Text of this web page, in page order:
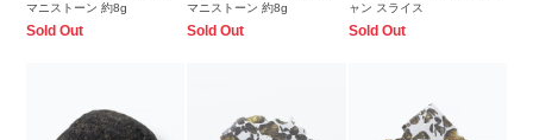
マニストーン 約8g
Sold Out
マニストーン 約8g
Sold Out
ャン スライス
Sold Out